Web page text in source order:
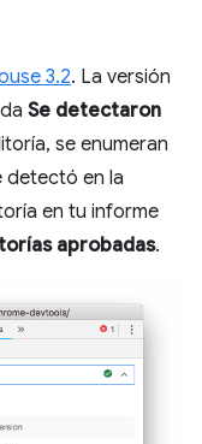
3.2. La versión
Se detectaron
se enumeran
detectó en la
en tu informe
aprobadas.